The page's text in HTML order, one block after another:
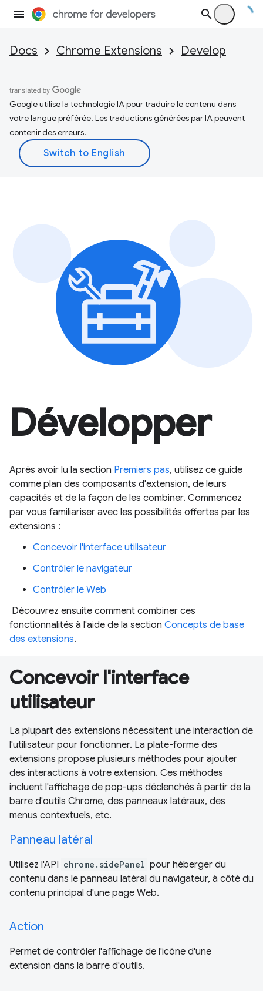
Docs Chrome Extensions Develop
Google utilise la technologie IA pour traduire le contenu dans
votre langue préférée. Les traductions générées par IA peuvent
contenir des erreurs.
Développer
Après avoir lu la section Premiers pas, utilisez ce guide
comme plan des composants d'extension, de leurs
capacités et de la façon de les combiner. Commencez
par vous familiariser avec les possibilités offertes par les
extensions :
Concevoir l'interface utilisateur
Contrôler le navigateur
Contrôler le Web
Découvrez ensuite comment combiner ces
fonctionnalités à l'aide de la section Concepts de base
des extensions.
Concevoir l'interface
utilisateur
La plupart des extensions nécessitent une interaction de
l'utilisateur pour fonctionner. La plate-forme des
extensions propose plusieurs méthodes pour ajouter
des interactions à votre extension. Ces méthodes
incluent l'affichage de pop-ups déclenchés à partir de la
barre d'outils Chrome, des panneaux latéraux, des
menus contextuels, etc.
Panneau latéral
Utilisez l'API chrome.sidePanel pour héberger du
contenu dans le panneau latéral du navigateur, à côté du
contenu principal d'une page Web.
Action
Permet de contrôler l'affichage de l'icône d'une
extension dans la barre d'outils.